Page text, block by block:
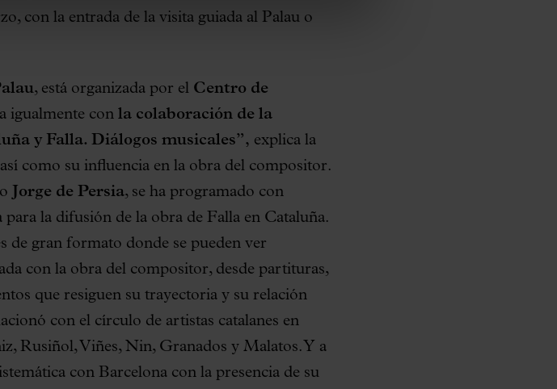
con la entrada de la visita guiada al Palau o
, está organizada por el Centro de
igualmente con la colaboración de la
y Falla. Diálogos musicales”, explica la
como su influencia en la obra del compositor.
Jorge de Persia, se ha programado con
la difusión de la obra de Falla en Cataluña.
de gran formato donde se pueden ver
con la obra del compositor, desde partituras,
que resiguen su trayectoria y su relación
con el círculo de artistas catalanes en
Rusiñol, Viñes, Nin, Granados y Malatos. Y a
con Barcelona con la presencia de su